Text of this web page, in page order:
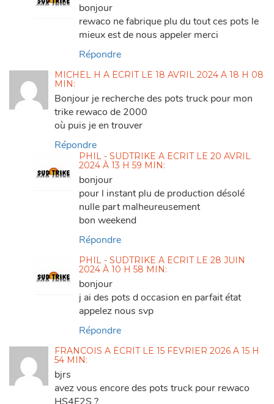
bonjour
rewaco ne fabrique plu du tout ces pots le
mieux est de nous appeler merci
Répondre
MICHEL H A ÉCRITLE 18 AVRIL 2024 À 18 H 08
MIN:
Bonjour je recherche des pots truck pour mon
trike rewaco de 2000
où puis je en trouver
Répondre
PHIL - SUDTRIKE A ÉCRITLE 20 AVRIL
2024 À 13 H 59 MIN:
bonjour
pour l instant plu de production désolé
nulle part malheureusement
bon weekend
Répondre
PHIL - SUDTRIKE A ÉCRITLE 28 JUIN
2024 À 10 H 58 MIN:
bonjour
j ai des pots d occasion en parfait état
appelez nous svp
Répondre
FRANCOIS A ÉCRITLE 15 FÉVRIER 2026 À 15 H
54 MIN:
bjrs
avez vous encore des pots truck pour rewaco